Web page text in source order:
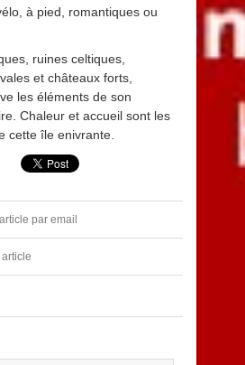
à pied, romantiques ou
ruines celtiques,
et châteaux forts,
les éléments de son
Chaleur et accueil sont les
cette île enivrante.
par email
article